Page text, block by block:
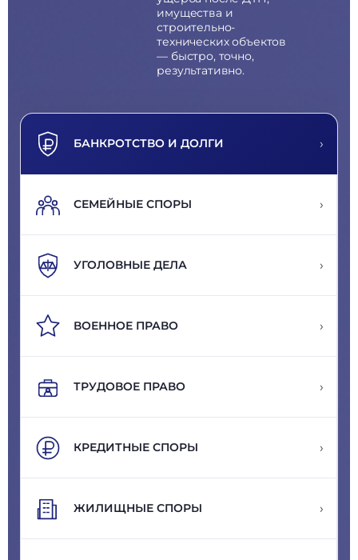
имущества и
строительно-
технических объектов
— быстро, точно,
результативно.
БАНКРОТСТВО И ДОЛГИ ›
СЕМЕЙНЫЕ СПОРЫ ›
УГОЛОВНЫЕ ДЕЛА ›
ВОЕННОЕ ПРАВО ›
ТРУДОВОЕ ПРАВО ›
КРЕДИТНЫЕ СПОРЫ ›
ЖИЛИЩНЫЕ СПОРЫ ›